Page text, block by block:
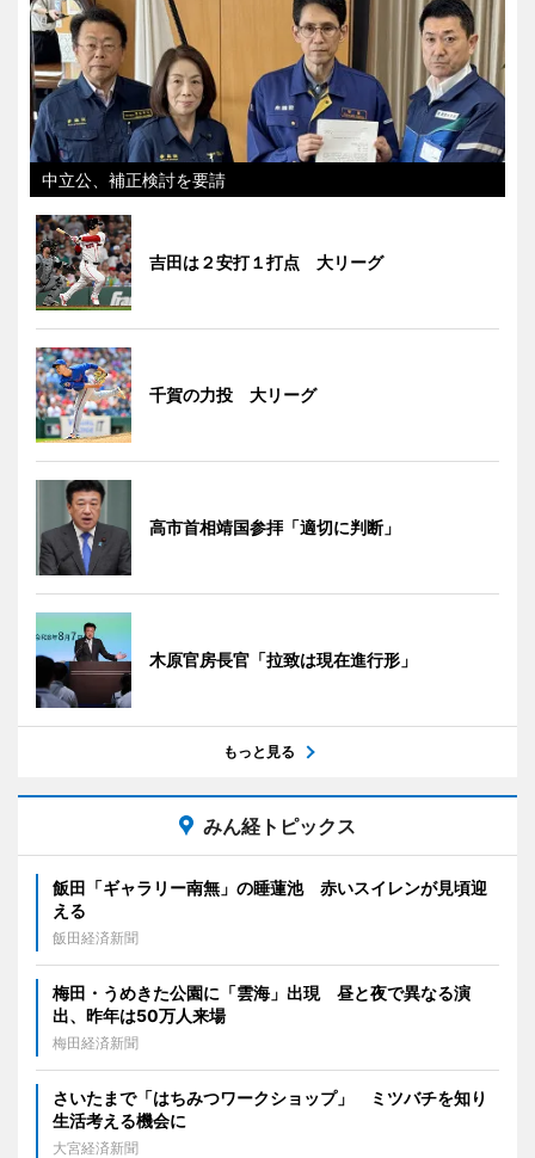
中立公、補正検討を要請
吉田は２安打１打点 大リーグ
千賀の力投 大リーグ
高市首相靖国参拝「適切に判断」
木原官房長官「拉致は現在進行形」
もっと見る
みん経トピックス
飯田「ギャラリー南無」の睡蓮池 赤いスイレンが見頃迎
える
飯田経済新聞
梅田・うめきた公園に「雲海」出現 昼と夜で異なる演
出、昨年は50万人来場
梅田経済新聞
さいたまで「はちみつワークショップ」 ミツバチを知り
生活考える機会に
大宮経済新聞